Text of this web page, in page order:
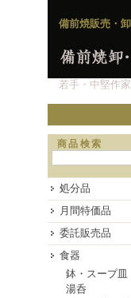
備前焼販売・
若手・中堅作
商品検索
処分品
月間特価品
委託販売品
食器
鉢・スープ皿
湯呑